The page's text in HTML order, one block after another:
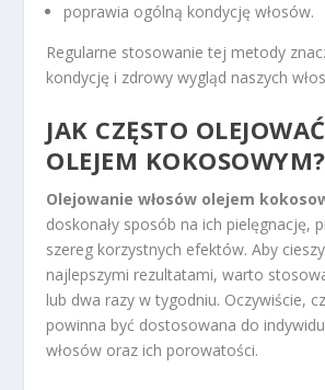
poprawia ogólną kondycję włosów.
Regularne stosowanie tej metody
kondycję i zdrowy wygląd naszych
JAK CZĘSTO
OLEJEM KOKOSOWYM?
Olejowanie włosów olejem
doskonały sposób na ich pielęgnację,
szereg korzystnych efektów. Aby
najlepszymi rezultatami, warto
lub dwa razy w tygodniu. Oczywiście,
powinna być dostosowana do
włosów oraz ich porowatości.